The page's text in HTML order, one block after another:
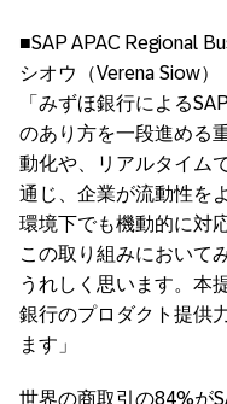
■SAP APAC Regional
シオウ（Verena Siow）
「みずほ銀行による
のあり方を一段進める
動化や、リアルタイム
通じ、企業が流動性を
環境下でも機動的に対
この取り組みにおいて
うれしく思います。本
銀行のプロダクト提供
ます」
世界の商取引の84%が